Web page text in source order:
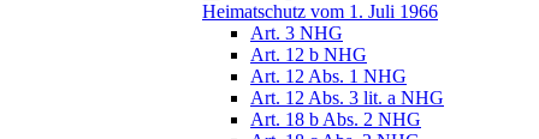
Heimatschutz vom 1. Juli 1966
Art. 3 NHG
Art. 12 b NHG
Art. 12 Abs. 1 NHG
Art. 12 Abs. 3 lit. a NHG
Art. 18 b Abs. 2 NHG